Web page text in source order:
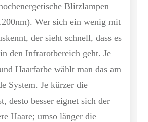
Blitzlampen
Wer sich ein wenig mit
der sieht schnell, dass es
den Infrarotbereich geht. Je
Haarfarbe wählt man das am
System. Je kürzer die
desto besser eignet sich der
Haare; umso länger die